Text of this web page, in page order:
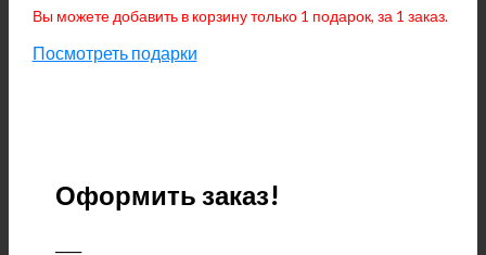
Вы можете добавить в корзину только 1 подарок, за 1 заказ.
Посмотреть подарки
Оформить заказ!